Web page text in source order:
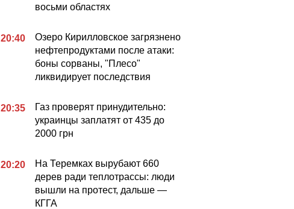
восьми областях
20:40
Озеро Кирилловское загрязнено
нефтепродуктами после атаки:
боны сорваны, "Плесо"
ликвидирует последствия
20:35
Газ проверят принудительно:
украинцы заплатят от 435 до
2000 грн
20:20
На Теремках вырубают 660
дерев ради теплотрассы: люди
вышли на протест, дальше —
КГГА